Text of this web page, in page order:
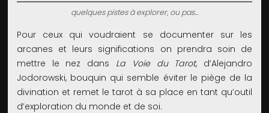
quelques pistes à explorer, ou pas...
Pour ceux qui voudraient se documenter sur les
arcanes et leurs significations on prendra soin de
mettre le nez dans La Voie du Tarot, d’Alejandro
Jodorowski, bouquin qui semble éviter le piège de la
divination et remet le tarot à sa place en tant qu’outil
d’exploration du monde et de soi.